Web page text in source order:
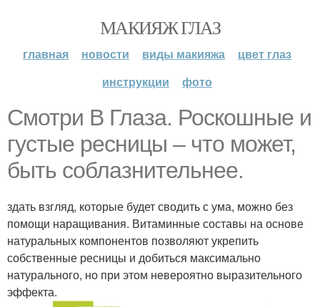
МАКИЯЖ ГЛАЗ
главная новости виды макияжа
цвет глаз
инструкции
фото
Смотри В Глаза. Роскошные и
густые ресницы – что может,
быть соблазнительнее.
здать взгляд, которые будет сводить с ума, можно без
помощи наращивания. Витаминные составы на основе
натуральных компонентов позволяют укрепить
собственные ресницы и добиться максимально
натурального, но при этом невероятно выразительного
эффекта.